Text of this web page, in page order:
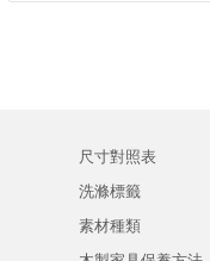
尺寸對照表
洗滌標籤
素材種類